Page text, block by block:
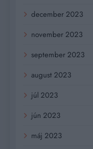
december 2023
november 2023
september 2023
august 2023
júl 2023
jún 2023
máj 2023